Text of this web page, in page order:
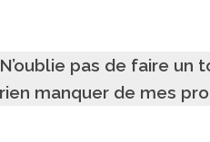
N’oublie pas de faire un
rien manquer de mes